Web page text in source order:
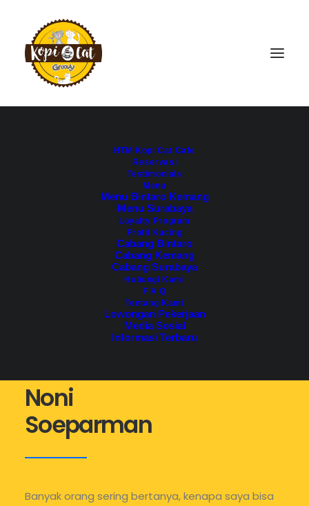
HTM Kopi Cat Cafe
Reservasi
Testimonials
Menu
Menu Bintaro Kemang
Menu Surabaya
Loyalty Program
Profil Kucing
Cabang Bintaro
Cabang Kemang
Cabang Surabaya
Hubungi Kami
F A Q
Tentang Kami
Lowongan Pekerjaan
Media Sosial
Informasi Terbaru
Noni
Soeparman
Banyak orang sering bertanya, kenapa saya bisa